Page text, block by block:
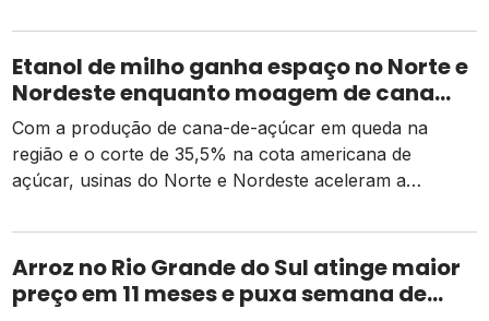
Etanol de milho ganha espaço no Norte e
Nordeste enquanto moagem de cana
recua e tarifa dos EUA pressiona usinas
Com a produção de cana-de-açúcar em queda na
região e o corte de 35,5% na cota americana de
açúcar, usinas do Norte e Nordeste aceleram a
de receita e competitividade.
Arroz no Rio Grande do Sul atinge maior
preço em 11 meses e puxa semana de